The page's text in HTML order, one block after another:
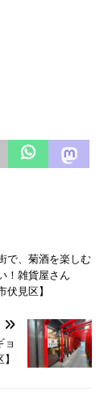
で、菊酒を楽しむ
！雑貨屋さん
伏見区】
ョ